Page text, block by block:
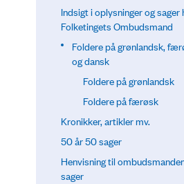
Indsigt i oplysninger og sager
Folketingets Ombudsmand
Foldere på grønlandsk,
og dansk
Foldere på grønlandsk
Foldere på færøsk
Kronikker, artikler mv.
50 år 50 sager
Henvisning til
sager